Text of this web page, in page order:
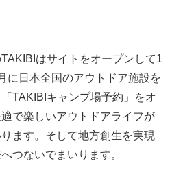
はサイトをオープンして1
に日本全国のアウトドア施設を
TAKIBIキャンプ場予約」をオ
で楽しいアウトドアライフが
ます。そして地方創生を実現
つないでまいります。